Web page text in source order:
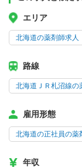
エリア
北海道の薬剤師求人
路線
北海道ＪＲ札沼線の
雇用形態
北海道の正社員の薬
年収